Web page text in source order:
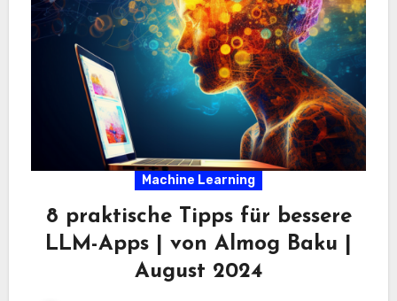
Machine Learning
8 praktische Tipps für bessere
LLM-Apps | von Almog Baku |
August 2024